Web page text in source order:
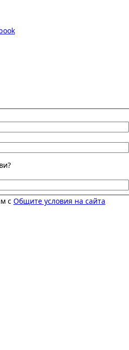
с Общите условия на сайта